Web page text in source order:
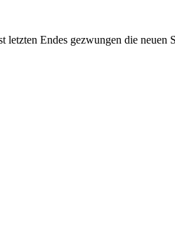
Endes gezwungen die neuen